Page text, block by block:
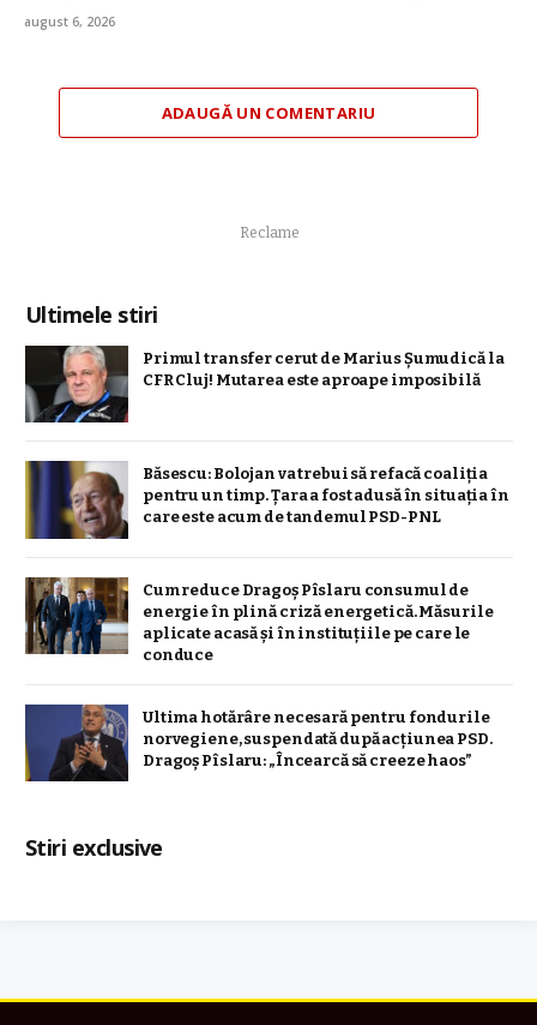
august 6, 2026
ADAUGĂ UN COMENTARIU
Reclame
Ultimele stiri
Primul transfer cerut de Marius Șumudică la
CFR Cluj! Mutarea este aproape imposibilă
Băsescu: Bolojan va trebui să refacă coaliţia
pentru un timp. Țara a fost adusă în situaţia în
care este acum de tandemul PSD-PNL
Cum reduce Dragoș Pîslaru consumul de
energie în plină criză energetică. Măsurile
aplicate acasă și în instituțiile pe care le
conduce
Ultima hotărâre necesară pentru fondurile
norvegiene, suspendată după acțiunea PSD.
Dragoș Pîslaru: „Încearcă să creeze haos”
Stiri exclusive